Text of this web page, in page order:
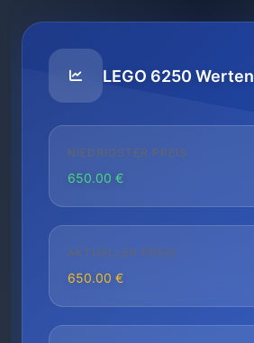
LEGO 6250
NIEDRIGSTER PREIS
650.00 €
AKTUELLER PREIS
650.00 €